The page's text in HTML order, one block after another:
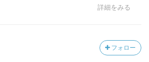
詳細をみる
フォロー